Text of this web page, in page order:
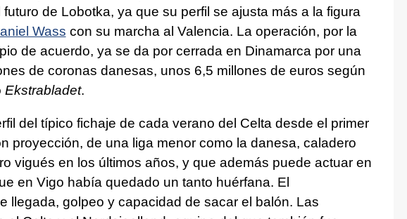
de Lobotka, ya que su perfil se ajusta más a la figura
Wass con su marcha al Valencia. La operación, por la
de acuerdo, ya se da por cerrada en Dinamarca por una
de coronas danesas, unos 6,5 millones de euros según
Ekstrabladet.
del típico fichaje de cada verano del Celta desde el primer
proyección, de una liga menor como la danesa, caladero
vigués en los últimos años, y que además puede actuar en
en Vigo había quedado un tanto huérfana. El
llegada, golpeo y capacidad de sacar el balón. Las